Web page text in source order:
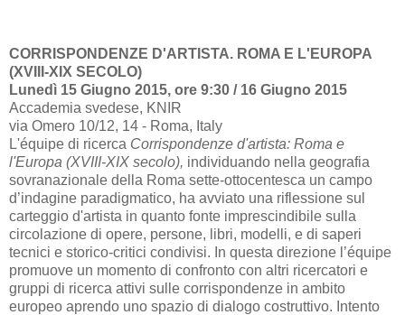
CORRISPONDENZE D'ARTISTA. ROMA E L'EUROPA
(XVIII-XIX SECOLO)
Lunedì 15 Giugno 2015, ore 9:30 / 16 Giugno 2015
Accademia svedese, KNIR
via Omero 10/12, 14 - Roma, Italy
L'équipe di ricerca Corrispondenze d'artista: Roma e
l'Europa (XVIII-XIX secolo), individuando nella geografia
sovranazionale della Roma sette-ottocentesca un campo
d’indagine paradigmatico, ha avviato una riflessione sul
carteggio d'artista in quanto fonte imprescindibile sulla
circolazione di opere, persone, libri, modelli, e di saperi
tecnici e storico-critici condivisi. In questa direzione l’équipe
promuove un momento di confronto con altri ricercatori e
gruppi di ricerca attivi sulle corrispondenze in ambito
europeo aprendo uno spazio di dialogo costruttivo. Intento